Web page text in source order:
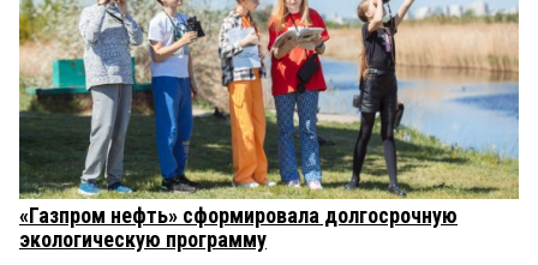
«Газпром нефть» сформировала долгосрочную
экологическую программу